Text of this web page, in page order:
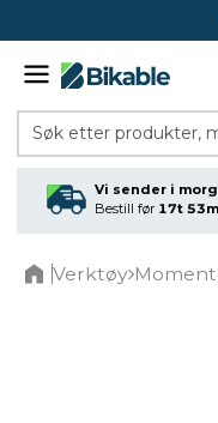
Søk etter produkter,
Vi sender i
Bestill før 17t
Verktøy